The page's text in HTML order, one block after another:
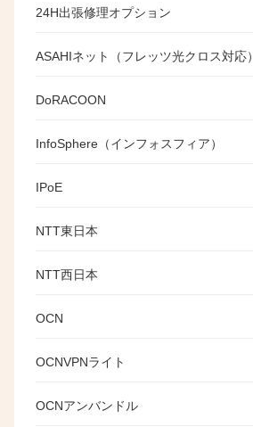
24H出張修理オプション
ASAHIネット（フレッツ光クロス対応）
DoRACOON
InfoSphere（インフォスフィア）
IPoE
NTT東日本
NTT西日本
OCN
OCNVPNライト
OCNアンバンドル